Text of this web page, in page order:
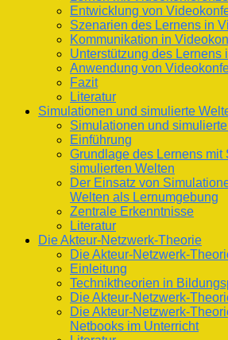
Entwicklung von
Szenarien des Lernens in
Kommunikation in
Unterstützung des Lernens
Anwendung von
Fazit
Literatur
Simulationen und simulierte
Simulationen und
Einführung
Grundlage des Lernens mit
simulierten Welten
Der Einsatz von
Welten als Lernumgebung
Zentrale Erkenntnisse
Literatur
Die Akteur-Netzwerk-Theorie
Die Akteur-Netzwerk-
Einleitung
Techniktheorien in
Die Akteur-Netzwerk-
Die Akteur-Netzwerk-
Netbooks im Unterricht